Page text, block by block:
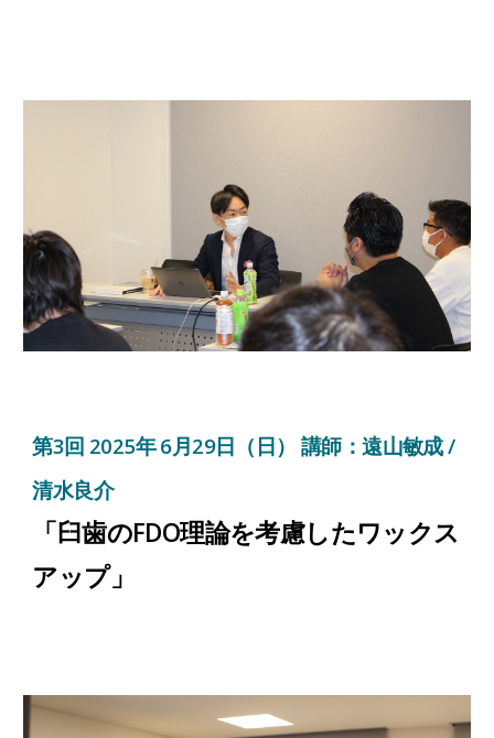
第3回 2025年6月29日（日） 講師：遠山敏成 /
清水良介
「臼歯のFDO理論を考慮したワックス
アップ」